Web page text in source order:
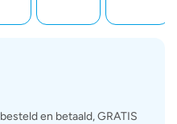
besteld en betaald, GRATIS